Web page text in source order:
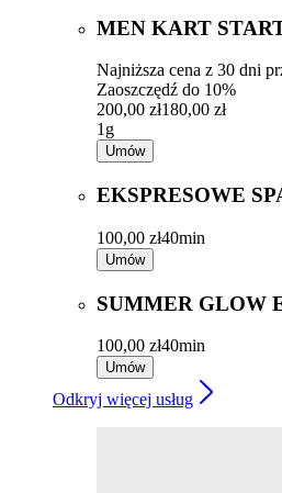
MEN KART
Najniższa cena z 30 dni
Zaoszczędź do 10%
200,00 zł180,00 zł
1g
Umów
EKSPRESOWE
100,00 zł40min
Umów
SUMMER GLOW
100,00 zł40min
Umów
Odkryj więcej usług